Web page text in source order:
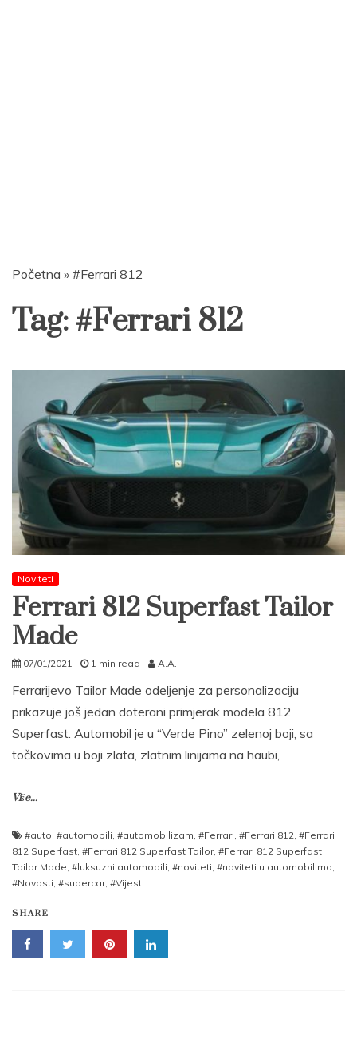
Početna » #Ferrari 812
Tag: #Ferrari 812
Noviteti
Ferrari 812 Superfast Tailor
Made
07/01/2021 1 min read A.A.
Ferrarijevo Tailor Made odeljenje za personalizaciju
prikazuje još jedan doterani primjerak modela 812
Superfast. Automobil je u “Verde Pino” zelenoj boji, sa
točkovima u boji zlata, zlatnim linijama na haubi,
Više...
#auto, #automobili, #automobilizam, #Ferrari, #Ferrari 812, #Ferrari
812 Superfast, #Ferrari 812 Superfast Tailor, #Ferrari 812 Superfast
Tailor Made, #luksuzni automobili, #noviteti, #noviteti u automobilima,
#Novosti, #supercar, #Vijesti
SHARE